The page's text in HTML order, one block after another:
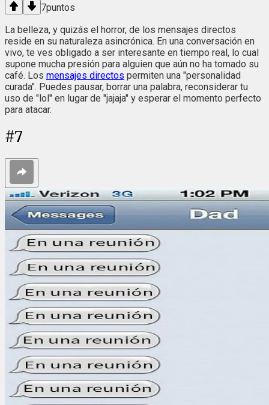
7puntos
La belleza, y quizás el horror, de los mensajes directos
reside en su naturaleza asincrónica. En una conversación en
vivo, te ves obligado a ser interesante en tiempo real, lo cual
supone mucha presión para alguien que aún no ha tomado su
café. Los mensajes directos permiten una "personalidad
curada". Puedes pausar, borrar una palabra, reconsiderar tu
uso de "lol" en lugar de "jajaja" y esperar el momento perfecto
para atacar.
#7